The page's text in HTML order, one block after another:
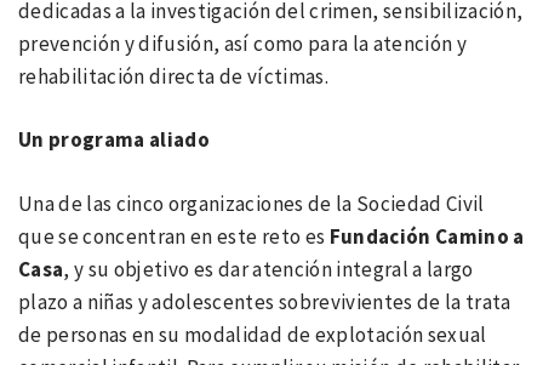
dedicadas a la investigación del crimen, sensibilización,
prevención y difusión, así como para la atención y
rehabilitación directa de víctimas.
Un programa aliado
Una de las cinco organizaciones de la Sociedad Civil
que se concentran en este reto es Fundación Camino a
Casa, y su objetivo es dar atención integral a largo
plazo a niñas y adolescentes sobrevivientes de la trata
de personas en su modalidad de explotación sexual